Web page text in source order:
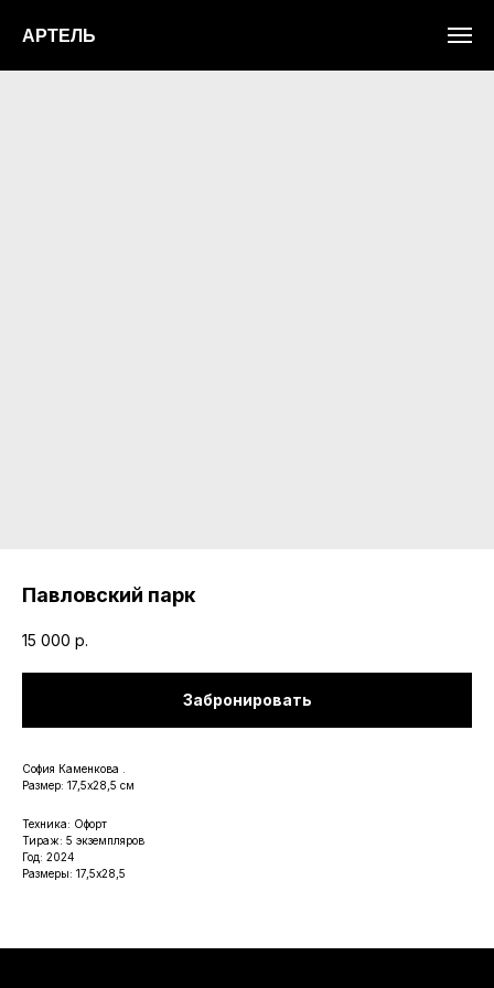
АРТЕЛЬ
Павловский парк
15 000 р.
Забронировать
София Каменкова .
Размер: 17,5х28,5 см
Техника: Офорт
Тираж: 5 экземпляров
Год: 2024
Размеры: 17,5х28,5